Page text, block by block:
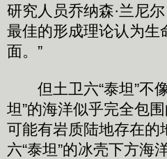
研究人员乔纳森·兰尼
最佳的形成理论认为生
面。”
但土卫六“泰坦”不像
坦”的海洋似乎完全包
可能有岩质陆地存在的
六“泰坦”的冰壳下方海